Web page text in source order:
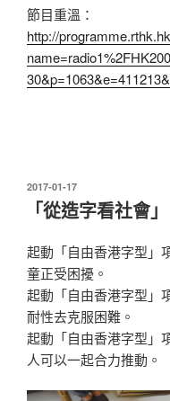
節目重溫：
http://
發
2017-01-17
「從造字看社會」
起動「自由香港字型」
童正受困擾。
起動「自由香港字型」
耐性去克服困難。
起動「自由香港字型」
人可以一起合力推動。